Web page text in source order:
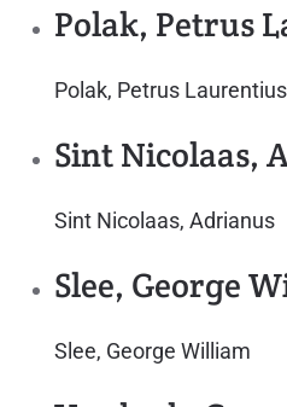
Polak, Petrus
Polak, Petrus Laurentius
Sint Nicolaas,
Sint Nicolaas, Adrianus
Slee, George
Slee, George William